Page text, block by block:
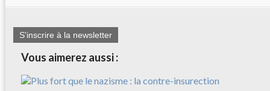
S'inscrire à la newsletter
Vous aimerez aussi :